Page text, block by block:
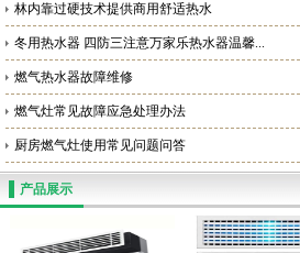
林内靠过硬技术提供商用舒适热水
冬用热水器 四防三注意万家乐热水器温馨...
燃气热水器故障维修
燃气灶常见故障应急处理办法
厨房燃气灶使用常见问题问答
产品展示